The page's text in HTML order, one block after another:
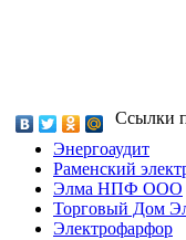
Ссылки
Энергоаудит
Раменский
Элма НПФ ООО
Торговый Дом
Электрофарфор